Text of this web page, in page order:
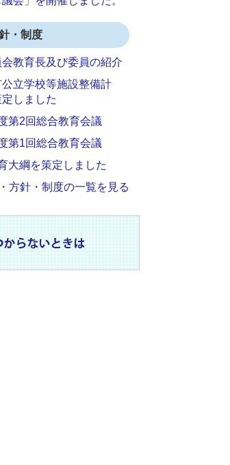
・制度
教育長及び委員の紹介
公立学校等施設整備計
しました
第2回総合教育会議
第1回総合教育会議
大綱を策定しました
方針・制度の一覧を見る